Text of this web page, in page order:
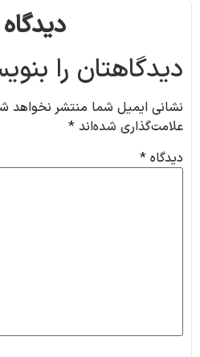
دیدگاهتان را
نشانی ایمیل شما منتشر نخواهد
علامت‌گذاری شده‌اند *
دیدگاه *